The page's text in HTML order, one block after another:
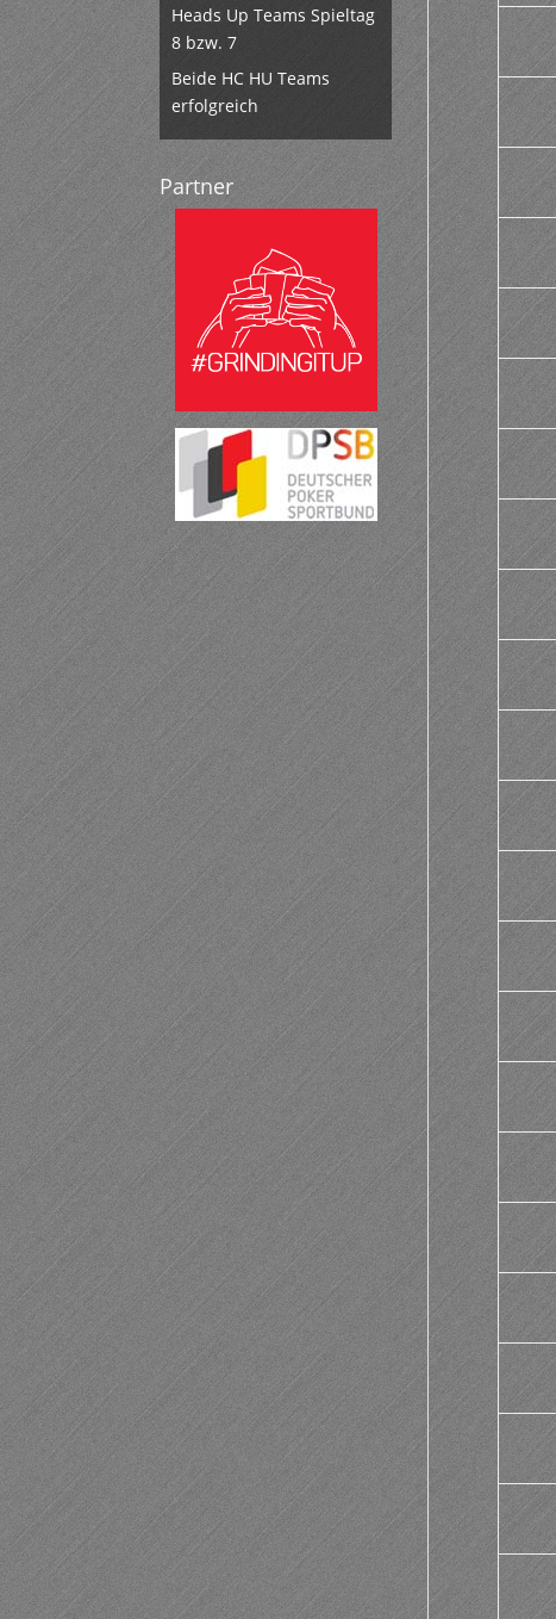
Heads Up Teams Spieltag
8 bzw. 7
Beide HC HU Teams
erfolgreich
Partner